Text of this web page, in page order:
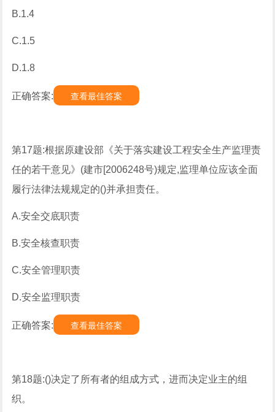
B.1.4
C.1.5
D.1.8
正确答案: 查看最佳答案
第17题:根据原建设部《关于落实建设工程安全生产监理责
任的若干意见》(建市[2006248号)规定,监理单位应该全面
履行法律法规规定的()并承担责任。
A.安全交底职责
B.安全核查职责
C.安全管理职责
D.安全监理职责
正确答案: 查看最佳答案
第18题:()决定了所有者的组成方式，进而决定业主的组
织。